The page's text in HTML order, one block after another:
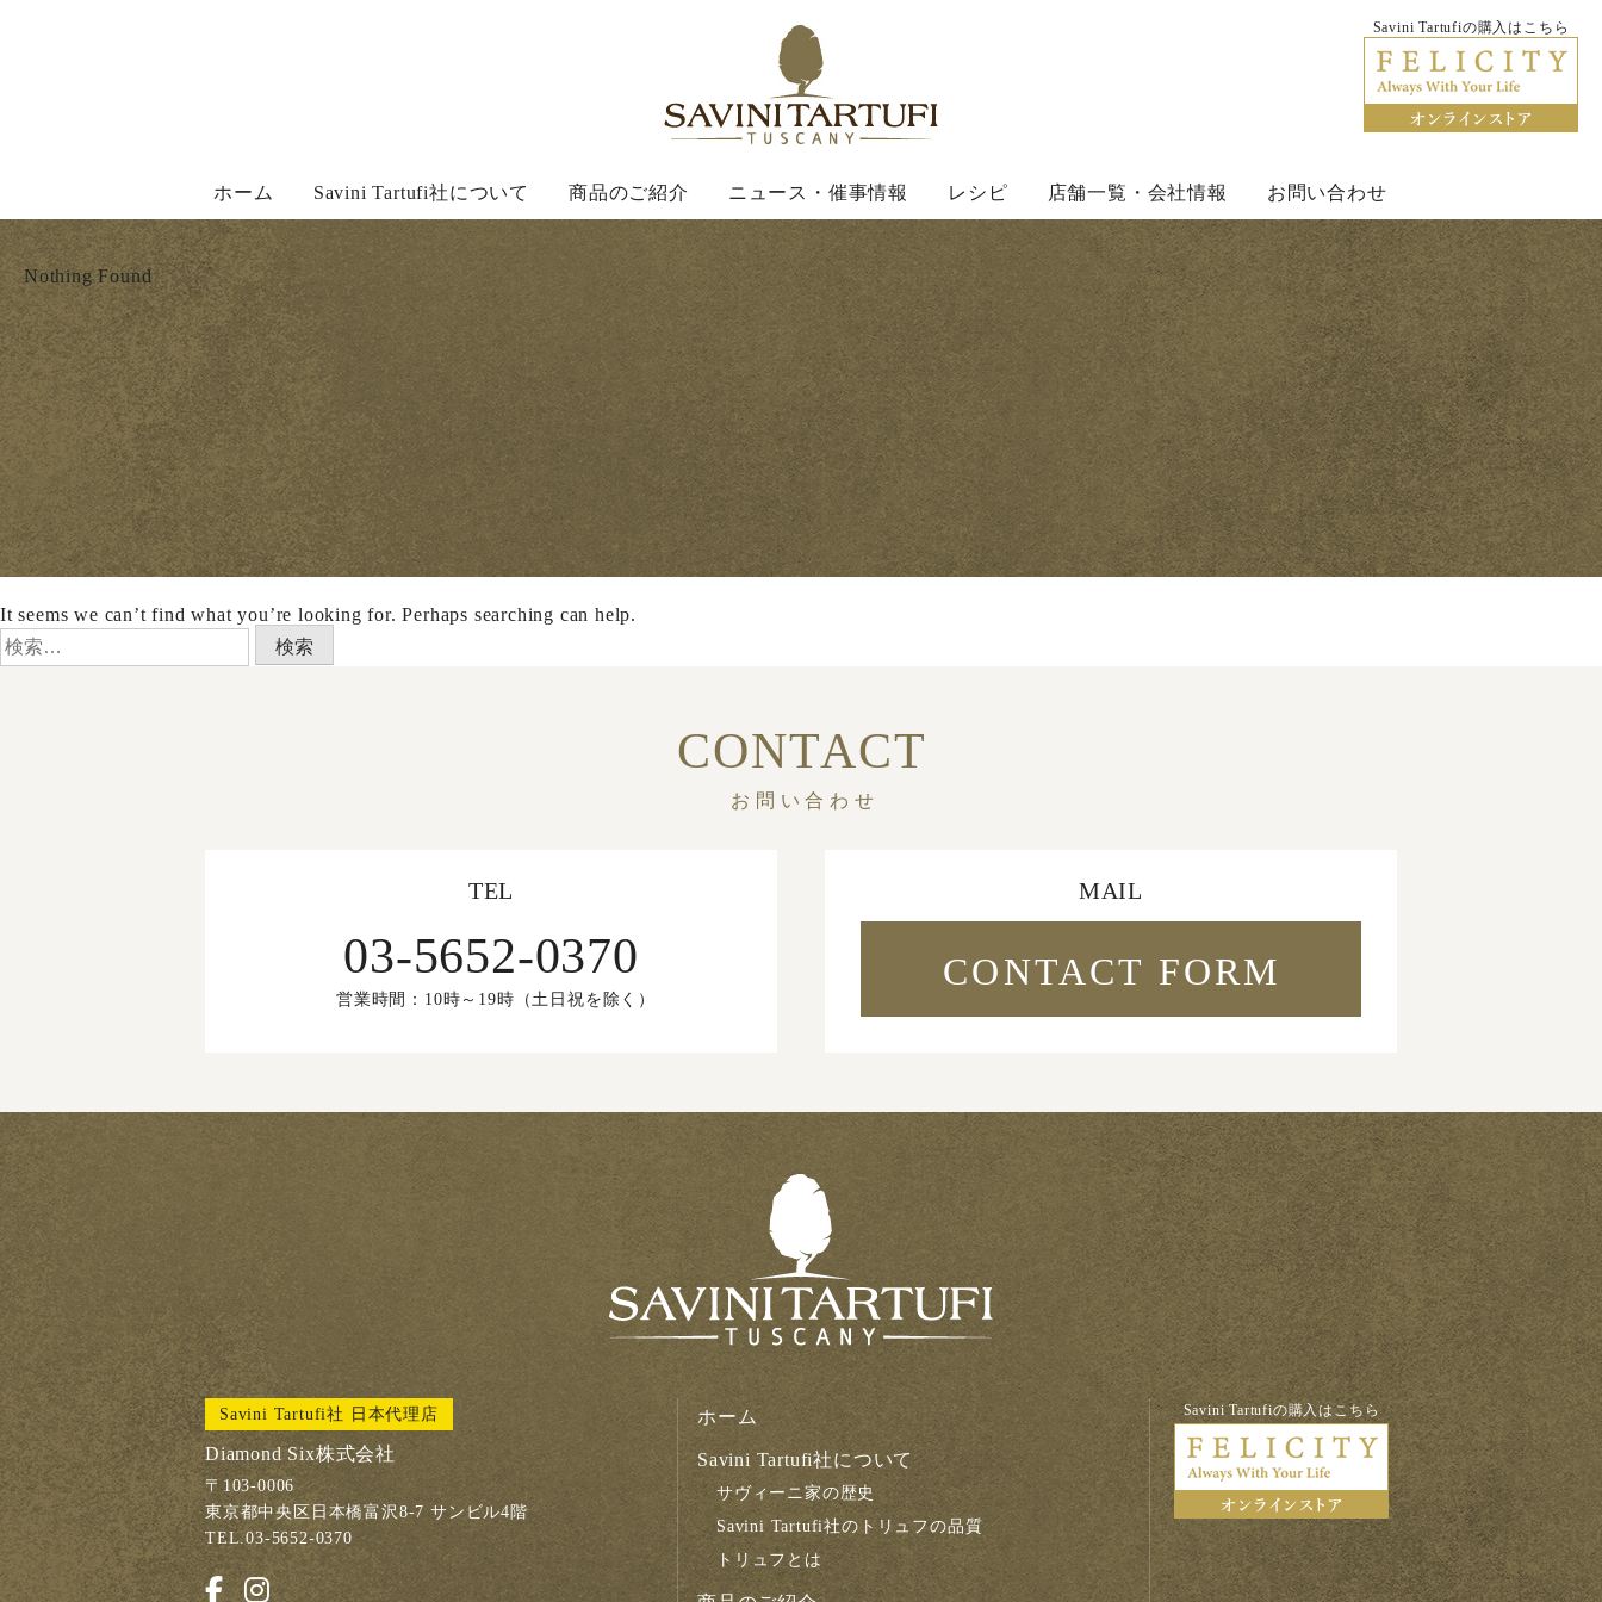
ホーム Savini Tartufi社について 商品のご紹介 ニュース・催事情報 レシピ 店舗一覧・会社情報 お問い合わせ
Savini Tartufiの購入はこちら
Nothing Found
It seems we can’t find what you’re looking for. Perhaps searching can help.
検
索:
CONTACT
お問い合わせ
TEL
03-5652-0370
営業時間：10時～19時（土日祝を除く）
MAIL
CONTACT FORM
Savini Tartufi社 日本代理店
Diamond Six株式会社
〒103-0006
東京都中央区日本橋富沢8-7 サンビル4階
TEL.03-5652-0370
ホーム
Savini Tartufi社について
サヴィーニ家の歴史
Savini Tartufi社のトリュフの品質
トリュフとは
Savini Tartufiの購入はこちら